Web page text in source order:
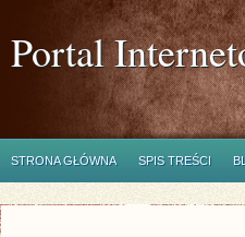
Portal
STRONA GŁÓWNA SPIS TREŚCI